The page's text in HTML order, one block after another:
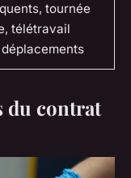
tournée
télétravail
du contrat